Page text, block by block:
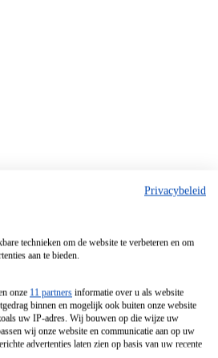
Privacybeleid
technieken om de website te verbeteren en om
aan te bieden.
onze 11 partners informatie over u als website
binnen en mogelijk ook buiten onze website
uw IP-adres. Wij bouwen op die wijze uw
wij onze website en communicatie aan op uw
advertenties laten zien op basis van uw recente